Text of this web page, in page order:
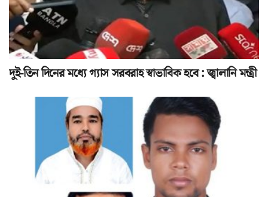
দুই-তিন দিনের মধ্যে গ্যাস সরবরাহ স্বাভাবিক হবে : জ্বালানি মন্ত্রী